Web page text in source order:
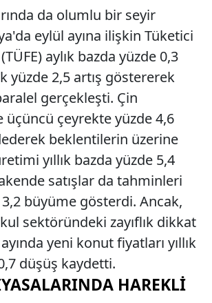
da olumlu bir seyir
eylül ayına ilişkin Tüketici
aylık bazda yüzde 0,3
yüzde 2,5 artış göstererek
gerçekleşti. Çin
üçüncü çeyrekte yüzde 4,6
beklentilerin üzerine
yıllık bazda yüzde 5,4
satışlar da tahminleri
büyüme gösterdi. Ancak,
sektöründeki zayıflık dikkat
yeni konut fiyatları yıllık
düşüş kaydetti.
HAREKLI